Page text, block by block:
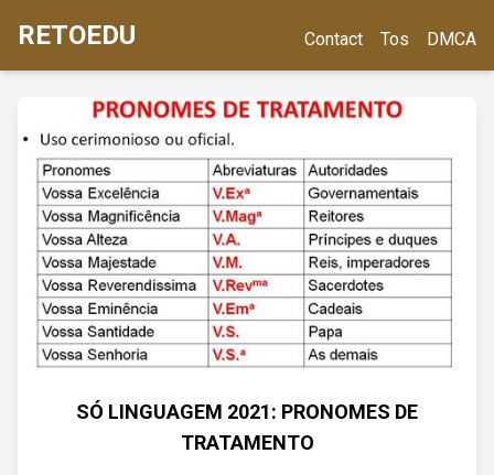
RETOEDU Contact Tos DMCA
SÓ LINGUAGEM 2021: PRONOMES DE
TRATAMENTO